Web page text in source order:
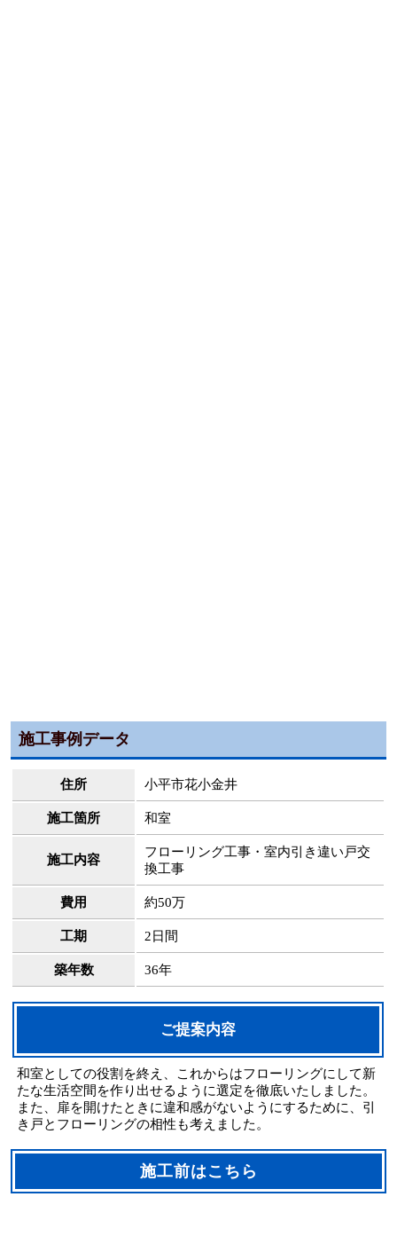
施工事例データ
住所 小平市花小金井
施工箇所 和室
施工内容
フローリング工事・室内引き違い戸交
換工事
費用 約50万
工期 2日間
築年数 36年
ご提案内容
和室としての役割を終え、これからはフローリングにして新
たな生活空間を作り出せるように選定を徹底いたしました。
また、扉を開けたときに違和感がないようにするために、引
き戸とフローリングの相性も考えました。
施工前はこちら